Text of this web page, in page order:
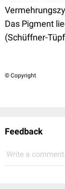
Das Pigment
(Schüffner-
© Copyright
Feedback
Write a